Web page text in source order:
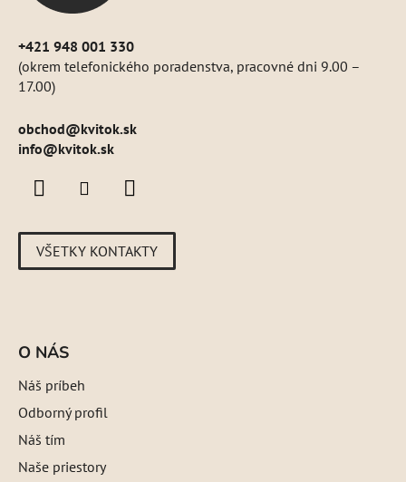
+421 948 001 330
(okrem telefonického poradenstva, pracovné dni 9.00 –
17.00)
obchod@kvitok.sk
info@kvitok.sk
VŠETKY KONTAKTY
O NÁS
Náš príbeh
Odborný profil
Náš tím
Naše priestory